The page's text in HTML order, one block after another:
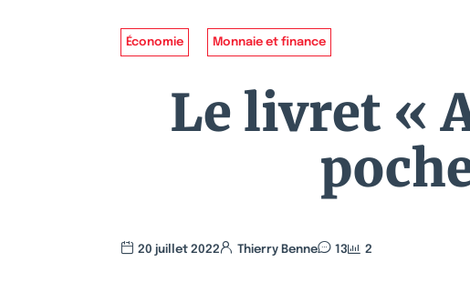
Économie Monnaie et finance
Le livret «
20 juillet 2022 Thierry Benne 13 2